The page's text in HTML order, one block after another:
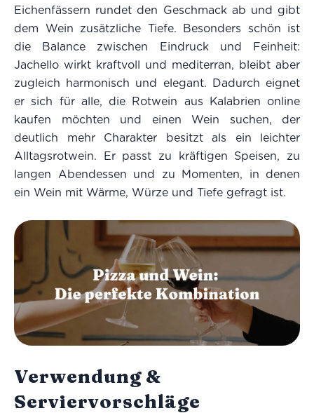
Eichenfässern rundet den Geschmack ab und gibt
dem Wein zusätzliche Tiefe. Besonders schön ist
die Balance zwischen Eindruck und Feinheit:
Jachello wirkt kraftvoll und mediterran, bleibt aber
zugleich harmonisch und elegant. Dadurch eignet
er sich für alle, die Rotwein aus Kalabrien online
kaufen möchten und einen Wein suchen, der
deutlich mehr Charakter besitzt als ein leichter
Alltagsrotwein. Er passt zu kräftigen Speisen, zu
langen Abendessen und zu Momenten, in denen
ein Wein mit Wärme, Würze und Tiefe gefragt ist.
Verwendung &
Serviervorschläge